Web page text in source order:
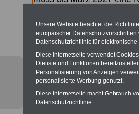
(Beamte &
geben (Medienberichten
mind.3.000 und 13.000
hierzu eine Broschüre
des Gesetzentwurfs der
(wahrscheinlich im
Broschüre.
Unsere Website beachtet die
europäischer
Datenschutzrichtlinie für
Diese Internetseite verwendet
Dienste und Funktionen
Personalisierung von Anzeigen
personalisierte Werbung genutzt.
Diese Internetseite macht Gebrauch
Datenschutzrichtlinie.